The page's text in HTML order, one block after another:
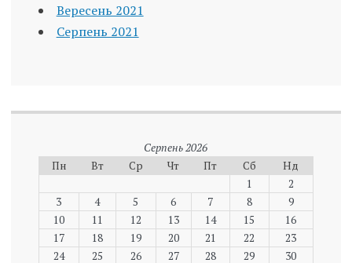
Вересень 2021
Серпень 2021
Серпень 2026
Пн
Вт Ср Чт Пт Сб
Нд
1
2
3
4 5 6 7 8
9
10
11 12 13 14 15
16
17
18 19 20 21 22
23
24
25 26 27 28 29 30